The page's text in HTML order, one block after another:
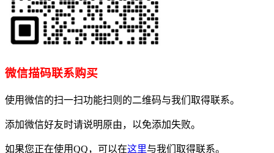
微信描码联系购买
使用微信的扫一扫功能扫则的二维码与我们取得联系。
添加微信好友时请说明原由，以免添加失败。
如果您正在使用QQ，可以在这里与我们取得联系。